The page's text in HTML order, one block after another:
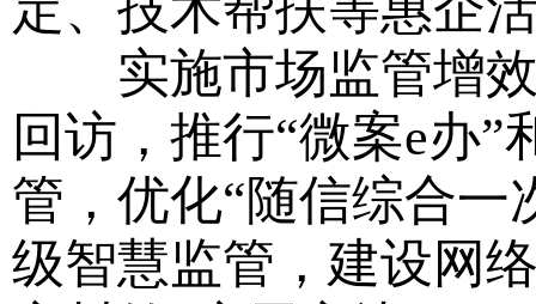
实施市场监管增效
回访，推行“微案e办”
管，优化“随信综合一
级智慧监管，建设网